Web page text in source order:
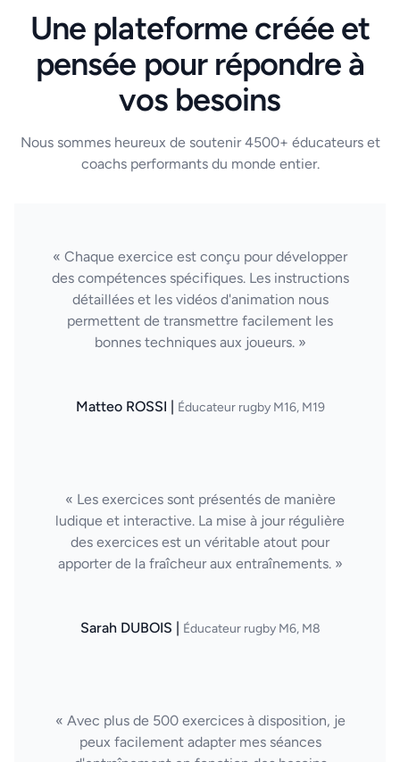
Une plateforme créée et
pensée pour répondre à
vos besoins
Nous sommes heureux de soutenir 4500+ éducateurs et
coachs performants du monde entier.
« Chaque exercice est conçu pour développer
des compétences spécifiques. Les instructions
détaillées et les vidéos d'animation nous
permettent de transmettre facilement les
bonnes techniques aux joueurs. »
Matteo ROSSI | Éducateur rugby M16, M19
« Les exercices sont présentés de manière
ludique et interactive. La mise à jour régulière
des exercices est un véritable atout pour
apporter de la fraîcheur aux entraînements. »
Sarah DUBOIS | Éducateur rugby M6, M8
« Avec plus de 500 exercices à disposition, je
peux facilement adapter mes séances